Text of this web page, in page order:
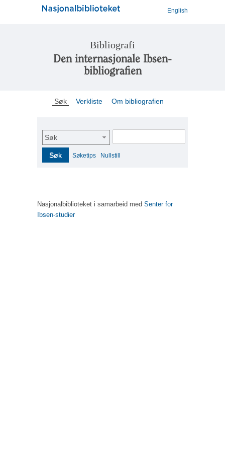
English
Bibliografi
Den internasjonale Ibsen-
bibliografien
Søk Verkliste Om bibliografien
Søk
Søk Søketips Nullstill
Nasjonalbiblioteket i samarbeid med Senter for
Ibsen-studier